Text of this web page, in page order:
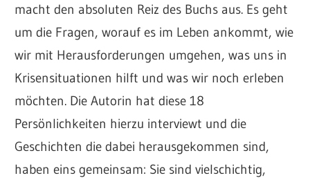
macht den absoluten Reiz des Buchs aus. Es geht
um die Fragen, worauf es im Leben ankommt, wie
wir mit Herausforderungen umgehen, was uns in
Krisensituationen hilft und was wir noch erleben
möchten. Die Autorin hat diese 18
Persönlichkeiten hierzu interviewt und die
Geschichten die dabei herausgekommen sind,
haben eins gemeinsam: Sie sind vielschichtig,